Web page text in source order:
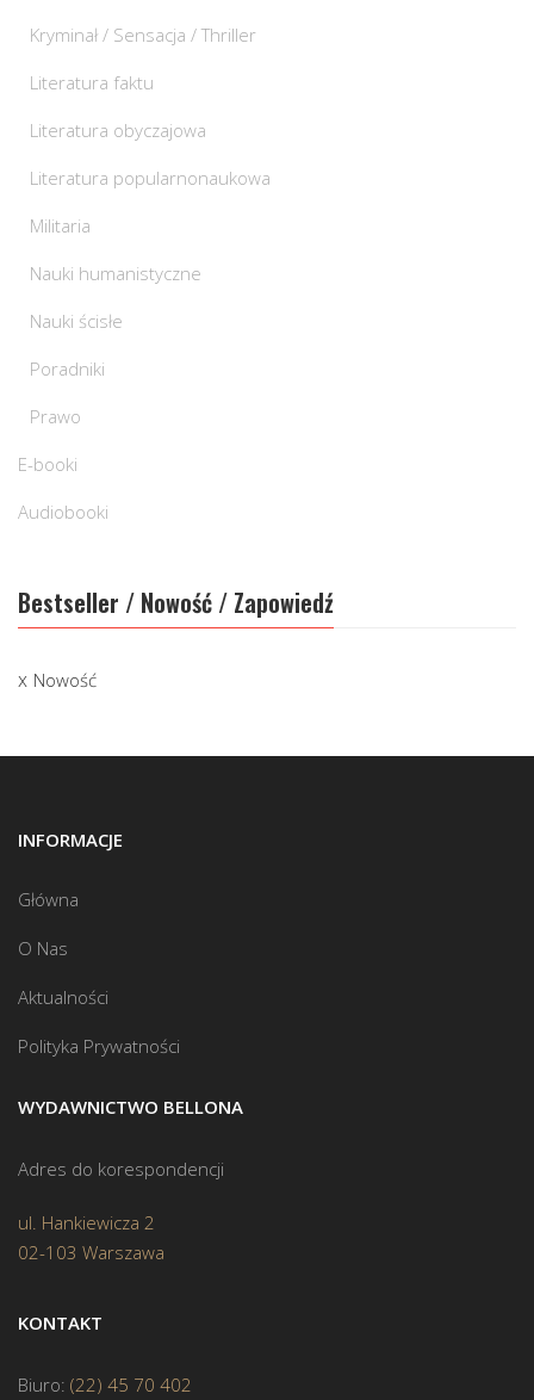
Kryminał / Sensacja / Thriller
Literatura faktu
Literatura obyczajowa
Literatura popularnonaukowa
Militaria
Nauki humanistyczne
Nauki ścisłe
Poradniki
Prawo
E-booki
Audiobooki
Bestseller / Nowość / Zapowiedź
Nowość
INFORMACJE
Główna
O Nas
Aktualności
Polityka Prywatności
WYDAWNICTWO BELLONA
Adres do korespondencji
ul. Hankiewicza 2
02-103 Warszawa
KONTAKT
Biuro: (22) 45 70 402